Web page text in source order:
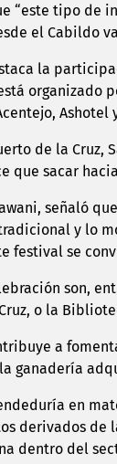
“este tipo
el Cabildo
la
organizado
Ashotel
de la Cruz,
que sacar
señaló
y lo
festival se
son,
o la
a
ganadería
en
derivados de
dentro del